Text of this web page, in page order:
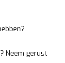
Neem gerust